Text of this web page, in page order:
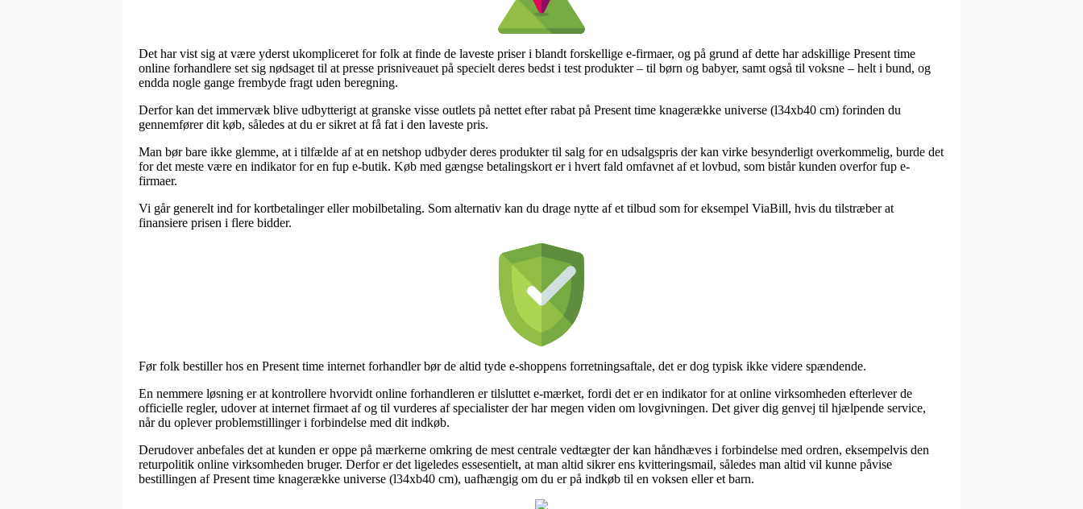
Det har vist sig at være yderst ukompliceret for folk at finde de laveste priser i blandt forskellige e-firmaer, og på grund af dette har adskillige Present time
online forhandlere set sig nødsaget til at presse prisniveauet på specielt deres bedst i test produkter – til børn og babyer, samt også til voksne – helt i bund, og
endda nogle gange frembyde fragt uden beregning.
Derfor kan det immervæk blive udbytterigt at granske visse outlets på nettet efter rabat på Present time knagerække universe (l34xb40 cm) forinden du
gennemfører dit køb, således at du er sikret at få fat i den laveste pris.
Man bør bare ikke glemme, at i tilfælde af at en netshop udbyder deres produkter til salg for en udsalgspris der kan virke besynderligt overkommelig, burde det
for det meste være en indikator for en fup e-butik. Køb med gængse betalingskort er i hvert fald omfavnet af et lovbud, som bistår kunden overfor fup e-
firmaer.
Vi går generelt ind for kortbetalinger eller mobilbetaling. Som alternativ kan du drage nytte af et tilbud som for eksempel ViaBill, hvis du tilstræber at
finansiere prisen i flere bidder.
Før folk bestiller hos en Present time internet forhandler bør de altid tyde e-shoppens forretningsaftale, det er dog typisk ikke videre spændende.
En nemmere løsning er at kontrollere hvorvidt online forhandleren er tilsluttet e-mærket, fordi det er en indikator for at online virksomheden efterlever de
officielle regler, udover at internet firmaet af og til vurderes af specialister der har megen viden om lovgivningen. Det giver dig genvej til hjælpende service,
når du oplever problemstillinger i forbindelse med dit indkøb.
Derudover anbefales det at kunden er oppe på mærkerne omkring de mest centrale vedtægter der kan håndhæves i forbindelse med ordren, eksempelvis den
returpolitik online virksomheden bruger. Derfor er det ligeledes essesentielt, at man altid sikrer ens kvitteringsmail, således man altid vil kunne påvise
bestillingen af Present time knagerække universe (l34xb40 cm), uafhængig om du er på indkøb til en voksen eller et barn.